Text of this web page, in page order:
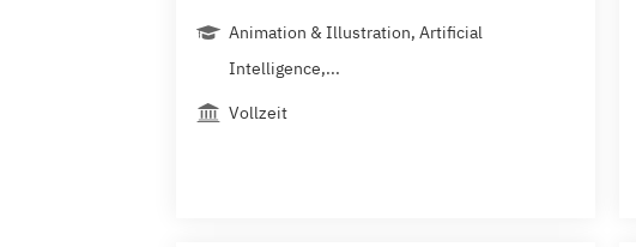
Animation & Illustration, Artificial
Intelligence,...
Vollzeit